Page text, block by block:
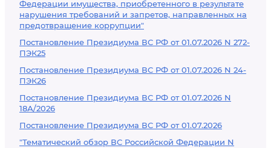
Федерации имущества, приобретенного в результате
нарушения требований и запретов, направленных на
предотвращение коррупции"
Постановление Президиума ВС РФ от 01.07.2026 N 272-
ПЭК25
Постановление Президиума ВС РФ от 01.07.2026 N 24-
ПЭК26
Постановление Президиума ВС РФ от 01.07.2026 N
18А/2026
Постановление Президиума ВС РФ от 01.07.2026
"Тематический обзор ВС Российской Федерации N